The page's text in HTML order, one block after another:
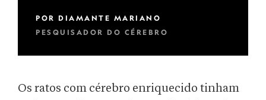
POR DIAMANTE MARIANO
PESQUISADOR DO CÉREBRO
Os ratos com cérebro enriquecido tinham